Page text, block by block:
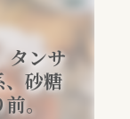
タンサ
、砂糖
。